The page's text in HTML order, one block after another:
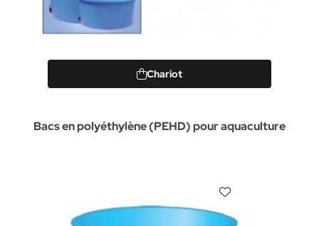
Chariot
Bacs en polyéthylène (PEHD) pour aquaculture